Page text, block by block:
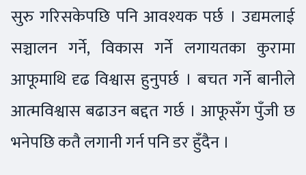
सुरु गरिसकेपछि पनि आवश्यक पर्छ । उद्यमलाई
सञ्चालन गर्ने, विकास गर्ने लगायतका कुरामा
आफूमाथि दृढ विश्वास हुनुपर्छ । बचत गर्ने बानीले
आत्मविश्वास बढाउन बद्दत गर्छ । आफूसँग पुँजी छ
भनेपछि कतै लगानी गर्न पनि डर हुँदैन ।